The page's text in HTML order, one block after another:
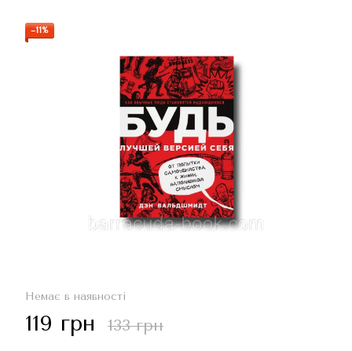
−11%
Немає в наявності
119 грн 133 грн